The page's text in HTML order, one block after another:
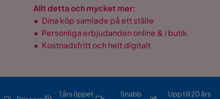
Allt detta och mycket mer:
• Dina köp samlade på ett ställe
• Personliga erbjudanden online & i butik
• Kostnadsfritt och helt digitalt
1 års öppet
Snabb
Upp till 20 års